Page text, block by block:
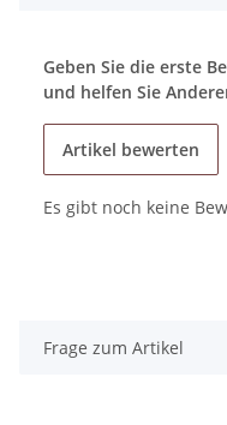
Geben Sie die erste
und helfen Sie
Artikel bewerten
Es gibt noch keine
Frage zum Artikel